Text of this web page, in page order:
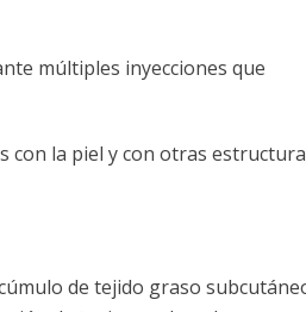
múltiples inyecciones que
con la piel y con otras
de tejido graso